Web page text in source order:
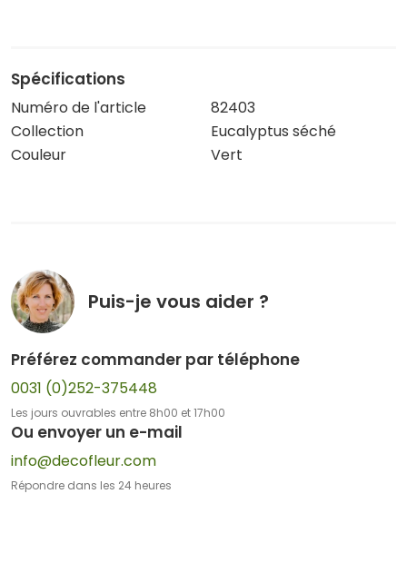
Spécifications
Numéro de l'article
82403
Collection
Eucalyptus séché
Couleur
Vert
Puis-je vous aider ?
Préférez commander par téléphone
0031 (0)252-375448
Les jours ouvrables entre 8h00 et 17h00
Ou envoyer un e-mail
info@decofleur.com
Répondre dans les 24 heures